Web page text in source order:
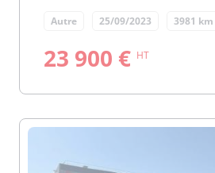
Autre 25/09/2023 3981 km
23 900 € HT